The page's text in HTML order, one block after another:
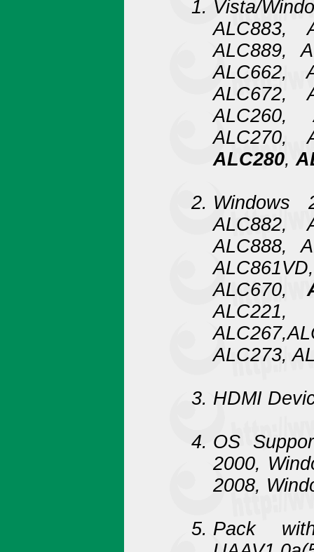
Vista/
ALC883,
ALC889,
ALC662,
ALC672,
ALC260,
ALC270,
ALC280,
Windows
ALC882,
ALC888,
ALC670,
ALC273,
HDMI
OS
2000,
2008,
Pack